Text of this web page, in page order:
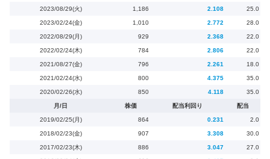
2023/08/29(火) 1,186 2.108 25.0
2023/02/24(金) 1,010 2.772 28.0
2022/08/29(月) 929 2.368 22.0
2022/02/24(木) 784 2.806 22.0
2021/08/27(金) 796 2.261 18.0
2021/02/24(水) 800 4.375 35.0
2020/02/26(水) 850 4.118 35.0
月/日 株価 配当利回り 配当
2019/02/25(月) 864 0.231 2.0
2018/02/23(金) 907 3.308 30.0
2017/02/23(木) 886 3.047 27.0